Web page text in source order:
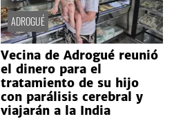
ADROGUÉ
Vecina de Adrogué reunió
el dinero para el
tratamiento de su hijo
con parálisis cerebral y
viajarán a la India